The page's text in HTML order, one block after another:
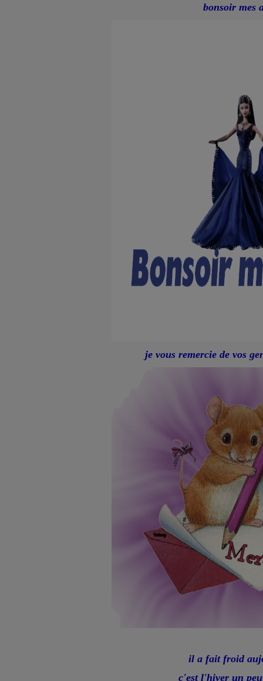
bonsoir mes
je vous remercie de vos
il a fait froid
c'est l'hiver un